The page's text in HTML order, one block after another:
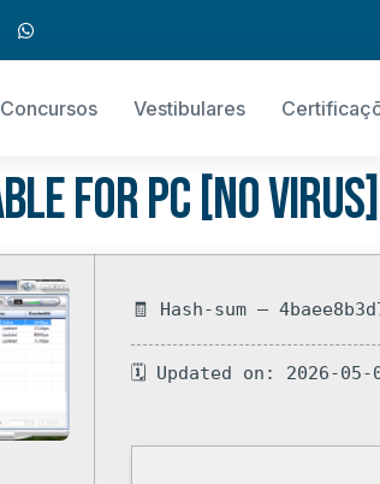
Concursos Vestibulares
for PC [no
🧾 Hash-sum —
🗓 Updated on: 2026-05-